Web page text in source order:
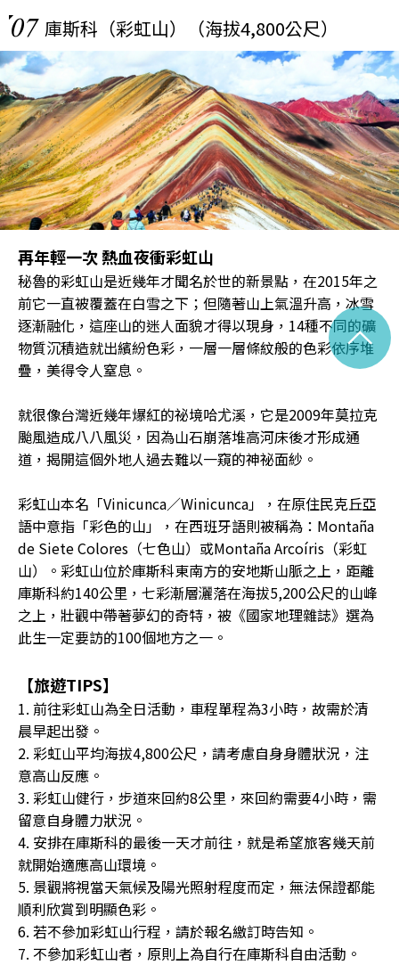
07 庫斯科（彩虹山）（海拔4,800公尺）
再年輕一次 熱血夜衝彩虹山
秘魯的彩虹山是近幾年才聞名於世的新景點，在2015年之
前它一直被覆蓋在白雪之下；但隨著山上氣溫升高，冰雪
逐漸融化，這座山的迷人面貌才得以現身，14種不同的礦
物質沉積造就出繽紛色彩，一層一層條紋般的色彩依序堆
疊，美得令人窒息。
就很像台灣近幾年爆紅的祕境哈尤溪，它是2009年莫拉克
颱風造成八八風災，因為山石崩落堆高河床後才形成通
道，揭開這個外地人過去難以一窺的神祕面紗。
彩虹山本名「Vinicunca／Winicunca」，在原住民克丘亞
語中意指「彩色的山」，在西班牙語則被稱為：Montaña
de Siete Colores（七色山）或Montaña Arcoíris（彩虹
山）。彩虹山位於庫斯科東南方的安地斯山脈之上，距離
庫斯科約140公里，七彩漸層灑落在海拔5,200公尺的山峰
之上，壯觀中帶著夢幻的奇特，被《國家地理雜誌》選為
此生一定要訪的100個地方之一。
【旅遊TIPS】
1. 前往彩虹山為全日活動，車程單程為3小時，故需於清
晨早起出發。
2. 彩虹山平均海拔4,800公尺，請考慮自身身體狀況，注
意高山反應。
3. 彩虹山健行，步道來回約8公里，來回約需要4小時，需
留意自身體力狀況。
4. 安排在庫斯科的最後一天才前往，就是希望旅客幾天前
就開始適應高山環境。
5. 景觀將視當天氣候及陽光照射程度而定，無法保證都能
順利欣賞到明顯色彩。
6. 若不參加彩虹山行程，請於報名繳訂時告知。
7. 不參加彩虹山者，原則上為自行在庫斯科自由活動。
^